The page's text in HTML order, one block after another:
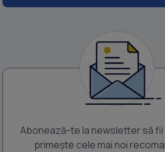
Abonează-te la newsletter să fii
primește cele mai noi